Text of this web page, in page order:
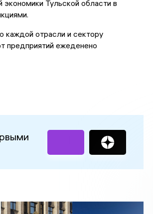
Тульской области в
каждой отрасли и сектору
предприятий ежеденено